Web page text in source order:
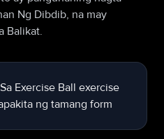
Ng Dibdib, na may
Balikat.